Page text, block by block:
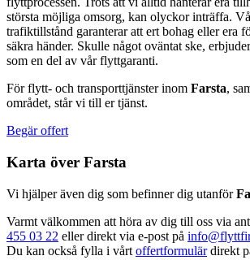
största möjliga omsorg, kan olyckor inträffa.
trafiktillstånd garanterar att ert bohag eller era
säkra händer. Skulle något oväntat ske,
som en del av vår flyttgaranti.
För flytt- och transporttjänster inom Farsta,
området, står vi till er tjänst.
Begär offert
Karta över Farsta
Vi hjälper även dig som befinner dig utanför
Varmt välkommen att höra av dig till oss via
455 03 22 eller direkt via e-post på
Du kan också fylla i vårt offertformulärdirekt